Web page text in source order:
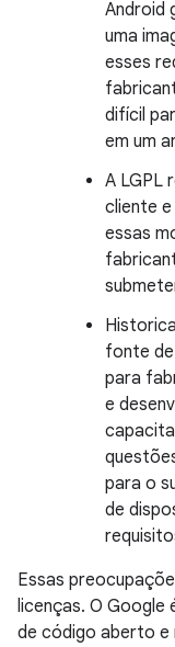
Android
uma
esses
difícil
em um
A LGPL
cliente
essas
fonte
para
e
para o
de
Essas
licenças. O Google
de código aberto e